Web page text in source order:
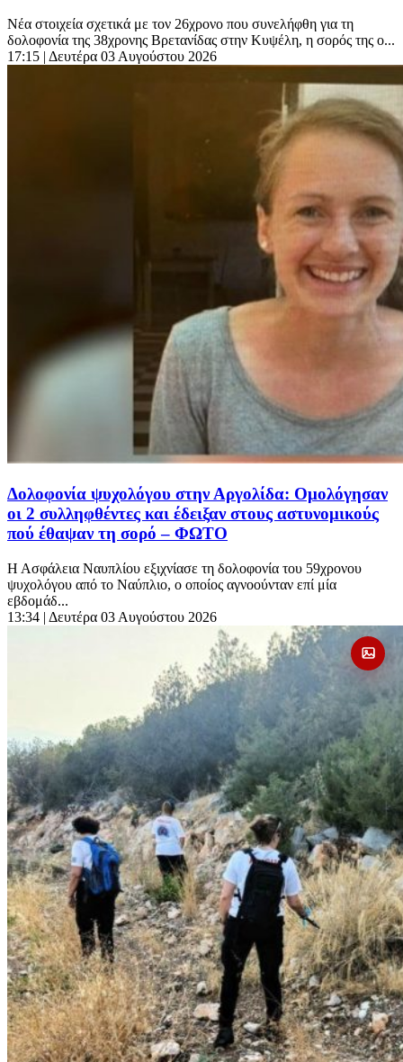
Νέα στοιχεία σχετικά με τον 26χρονο που συνελήφθη για τη
δολοφονία της 38χρονης Βρετανίδας στην Κυψέλη, η σορός της ο...
17:15 | Δευτέρα 03 Αυγούστου 2026
Δολοφονία ψυχολόγου στην Αργολίδα: Ομολόγησαν
οι 2 συλληφθέντες και έδειξαν στους αστυνομικούς
πού έθαψαν τη σορό – ΦΩΤΟ
Η Ασφάλεια Ναυπλίου εξιχνίασε τη δολοφονία του 59χρονου
ψυχολόγου από το Ναύπλιο, ο οποίος αγνοούνταν επί μία
εβδομάδ...
13:34 | Δευτέρα 03 Αυγούστου 2026